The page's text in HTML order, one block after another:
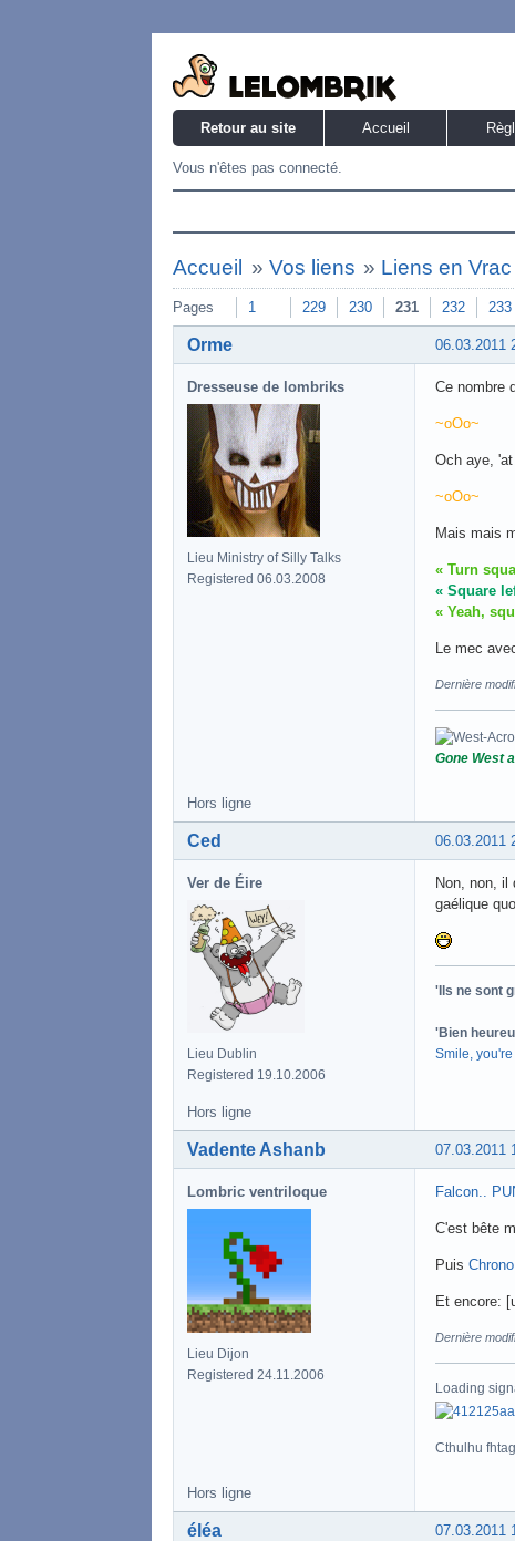
Retour au site Accueil
Vous n'êtes pas connecté.
Accueil » Vos liens » Liens en Vrac
Pages 1 229 230 231 232 233
06.03.2011
Orme
Dresseuse de lombriks
Lieu Ministry of Silly Talks
Registered 06.03.2008
Ce nombre
~oOo~
Och aye,
~oOo~
Mais mais
« Turn
« Square
« Yeah,
Le mec
Dernière
Gone West
Hors ligne
06.03.2011
Ced
Ver de Éire
Lieu Dublin
Registered 19.10.2006
Non, non, il
gaélique
'Ils ne sont
'Bien
Smile,
Hors ligne
07.03.2011
Vadente Ashanb
Lombric ventriloque
Lieu Dijon
Registered 24.11.2006
Falcon..
C'est bête
Puis
Et encore:
Dernière
Loading
Cthulhu
Hors ligne
07.03.2011
éléa